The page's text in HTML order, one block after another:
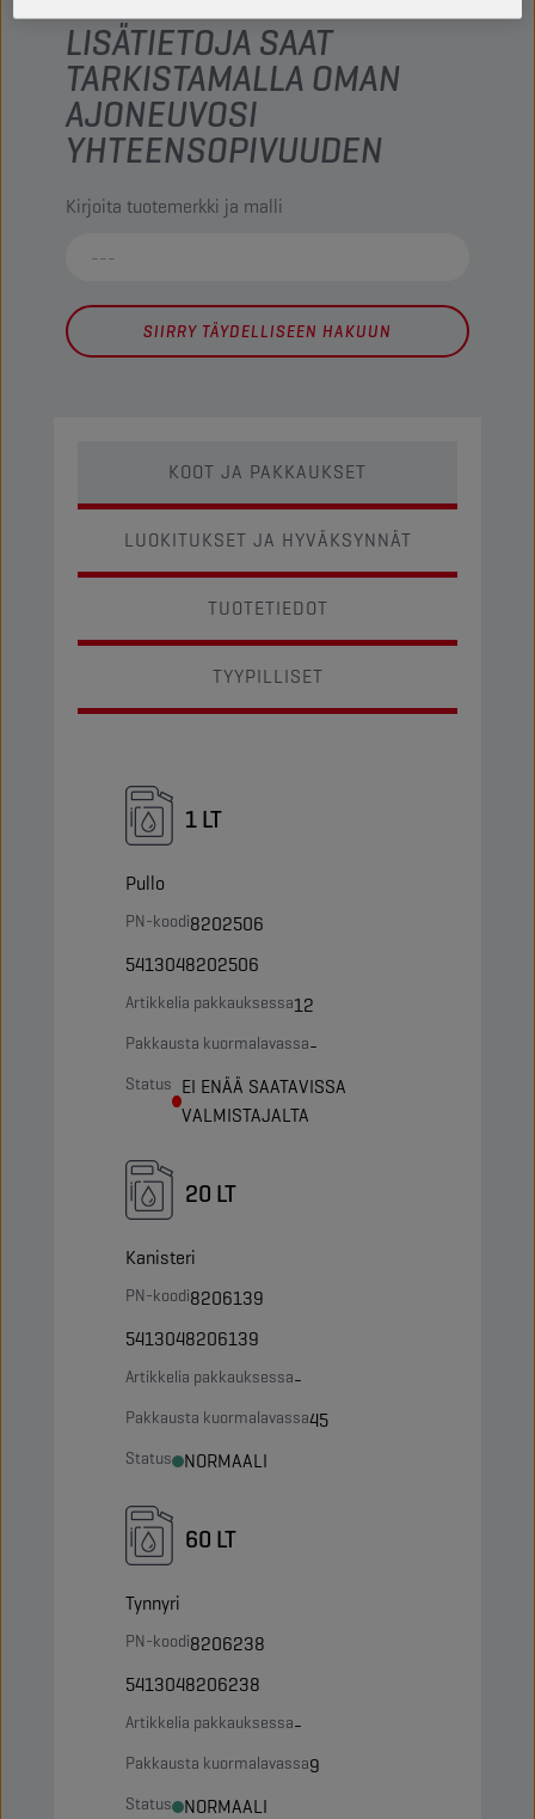
LISÄTIETOJA SAAT
TARKISTAMALLA OMAN
AJONEUVOSI
YHTEENSOPIVUUDEN
Kirjoita tuotemerkki ja malli
SIIRRY TÄYDELLISEEN HAKUUN
KOOT JA PAKKAUKSET
LUOKITUKSET JA HYVÄKSYNNÄT
TUOTETIEDOT
TYYPILLISET
1 LT
Pullo
PN-koodi8202506
5413048202506
Artikkelia pakkauksessa12
Pakkausta kuormalavassa-
Status EI ENÄÄ SAATAVISSA
VALMISTAJALTA
20 LT
Kanisteri
PN-koodi8206139
5413048206139
Artikkelia pakkauksessa-
Pakkausta kuormalavassa45
Status NORMAALI
60 LT
Tynnyri
PN-koodi8206238
5413048206238
Artikkelia pakkauksessa-
Pakkausta kuormalavassa9
Status NORMAALI